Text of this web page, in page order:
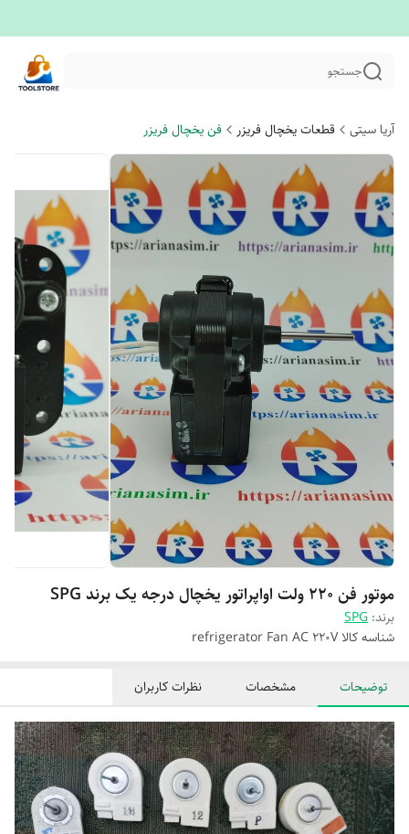
جستجو
آریا سیتی قطعات یخچال فریزر فن یخچال فریزر
موتور فن ۲۲۰ ولت اواپراتور یخچال درجه یک برند SPG
برند: SPG
شناسه کالاrefrigerator Fan AC 220V
توضیحات مشخصات نظرات کاربران